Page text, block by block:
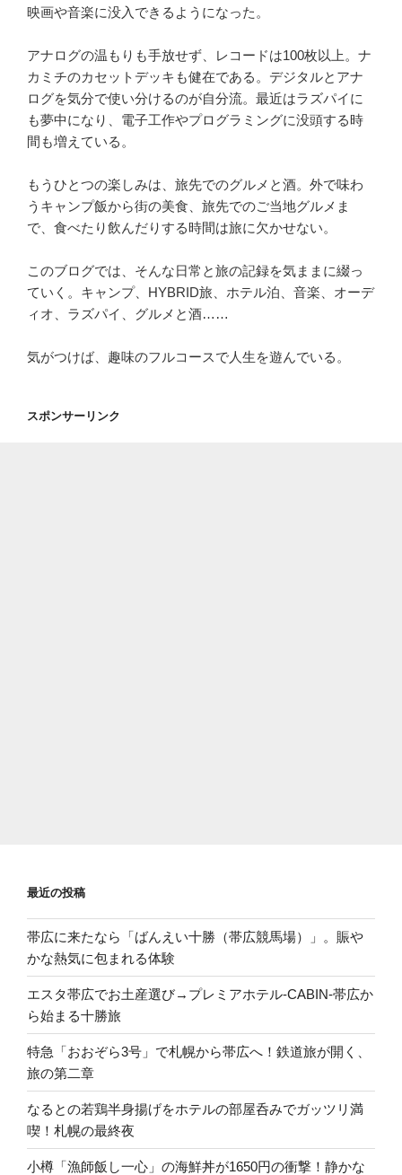
映画や音楽に没入できるようになった。
アナログの温もりも手放せず、レコードは100枚以上。ナ
カミチのカセットデッキも健在である。デジタルとアナ
ログを気分で使い分けるのが自分流。最近はラズパイに
も夢中になり、電子工作やプログラミングに没頭する時
間も増えている。
もうひとつの楽しみは、旅先でのグルメと酒。外で味わ
うキャンプ飯から街の美食、旅先でのご当地グルメま
で、食べたり飲んだりする時間は旅に欠かせない。
このブログでは、そんな日常と旅の記録を気ままに綴っ
ていく。キャンプ、HYBRID旅、ホテル泊、音楽、オーデ
ィオ、ラズパイ、グルメと酒……
気がつけば、趣味のフルコースで人生を遊んでいる。
スポンサーリンク
最近の投稿
帯広に来たなら「ばんえい十勝（帯広競馬場）」。賑や
かな熱気に包まれる体験
エスタ帯広でお土産選び→プレミアホテル-CABIN-帯広か
ら始まる十勝旅
特急「おおぞら3号」で札幌から帯広へ！鉄道旅が開く、
旅の第二章
なるとの若鶏半身揚げをホテルの部屋呑みでガッツリ満
喫！札幌の最終夜
小樽「漁師飯し一心」の海鮮丼が1650円の衝撃！静かな